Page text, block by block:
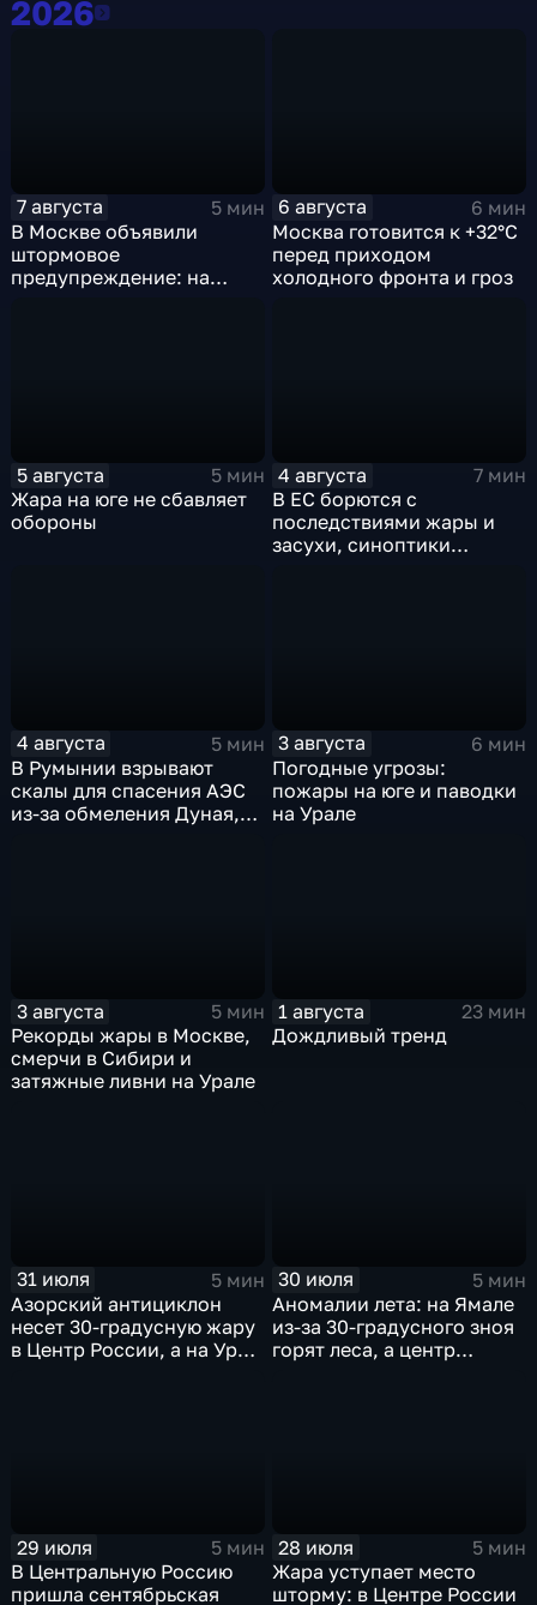
20262026
7 августа
5 мин
В Москве объявили
штормовое
предупреждение: на
6 августа
6 мин
Москва готовится к +32°C
перед приходом
холодного фронта и гроз
5 августа
5 мин
Жара на юге не сбавляет
обороны
4 августа
7 мин
В ЕС борются с
последствиями жары и
засухи, синоптики
4 августа
5 мин
В Румынии взрывают
скалы для спасения АЭС
из-за обмеления Дуная,
3 августа
6 мин
Погодные угрозы:
пожары на юге и паводки
на Урале
3 августа
5 мин
Рекорды жары в Москве,
смерчи в Сибири и
затяжные ливни на Урале
1 августа
23 мин
Дождливый тренд
31 июля
5 мин
Азорский антициклон
несет 30-градусную жару
в Центр России, а на Урал
30 июля
5 мин
Аномалии лета: на Ямале
из-за 30-градусного зноя
горят леса, а центр
29 июля
5 мин
В Центральную Россию
пришла сентябрьская
28 июля
5 мин
Жара уступает место
шторму: в Центре России